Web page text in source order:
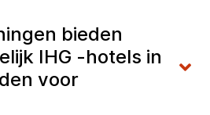
bieden
IHG -hotels in
voor